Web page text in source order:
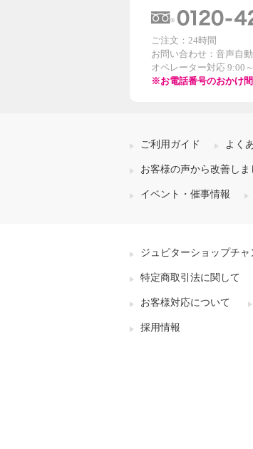
ご注文：24時間
お問い合わせ：音声自
オペレーター対応 9:00
※お電話番号のおかけ間
ご利用ガイド よく
お客様の声から改善しま
イベント・催事情報
ジュピターショップチ
特定商取引法に関して
お客様対応について
採用情報